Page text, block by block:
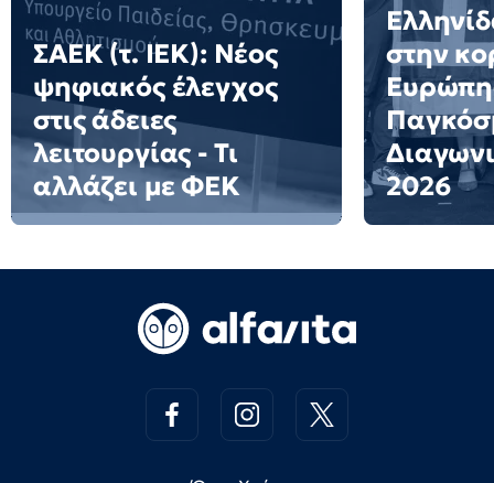
ΣΑΕΚ (τ. ΙΕΚ): Νέος
ψηφιακός έλεγχος
στις άδειες
λειτουργίας - Τι
αλλάζει με ΦΕΚ
στην
2026